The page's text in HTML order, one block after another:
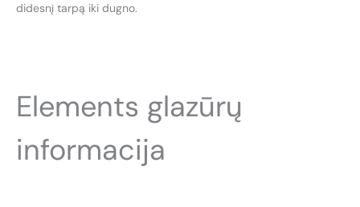
didesnį tarpą iki dugno.
Elements glazūrų
informacija